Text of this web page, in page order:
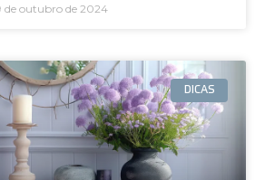
de outubro de 2024
DICAS